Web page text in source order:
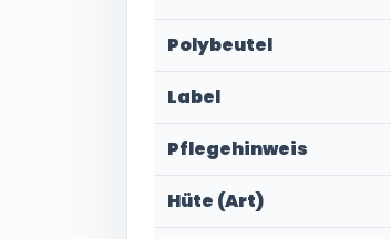
Polybeutel
Label
Pflegehinweis
Hüte (Art)